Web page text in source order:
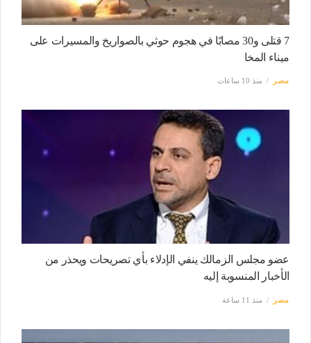
7 قتلى و30 مصابًا في هجوم حوثي بالصواريخ والمسيرات على
ميناء المخا
مصر منذ 10 ساعات
عضو مجلس الزمالك ينفي الإدلاء بأي تصريحات ويحذر من
الأخبار المنسوبة إليه
مصر منذ 11 ساعة